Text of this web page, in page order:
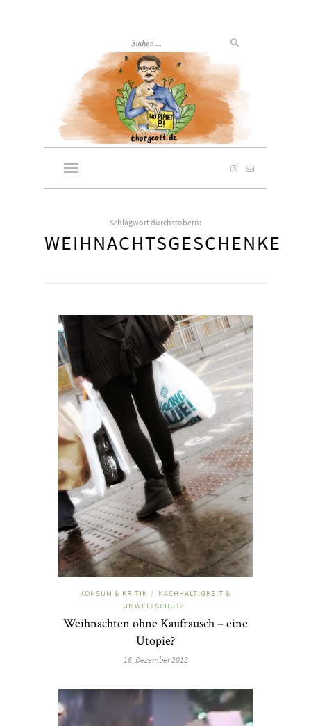
Schlagwort durchstöbern:
WEIHNACHTSGESCHENKE
KONSUM & KRITIK /
NACHHALTIGKEIT &
UMWELTSCHUTZ
Weihnachten ohne Kaufrausch – eine
Utopie?
16. Dezember 2012